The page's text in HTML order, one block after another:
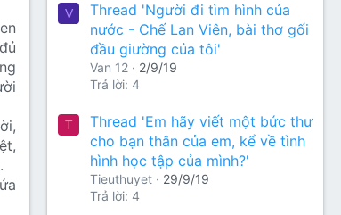
V
Thread 'Người đi tìm hình của
nước - Chế Lan Viên, bài thơ gối
đầu giường của tôi'
Van 12
2/9/19
Trả lời: 4
T
Thread 'Em hãy viết một bức thư
cho bạn thân của em, kể về tình
hình học tập của mình?'
Tieuthuyet
29/9/19
Trả lời: 4